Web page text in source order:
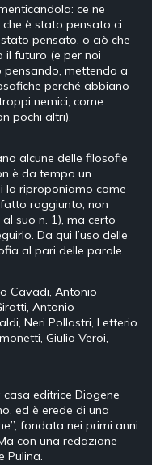
ce ne
è stato pensato ci
pensato, o ciò che
il futuro (e per noi
pensando, mettendo a
perché abbiano
nemici, come
pochi altri).
alcune delle filosofie
è da tempo un
lo riproponiamo come
raggiunto, non
suo n. 1), ma certo
Da qui l’uso delle
al pari delle parole.
Cavadi, Antonio
Antonio
Neri Pollastri, Letterio
Giulio Veroi,
editrice Diogene
ed è erede di una
fondata nei primi anni
con una redazione
Pulina.